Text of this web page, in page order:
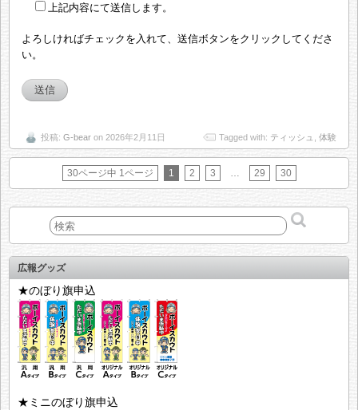
上記内容にて送信します。
よろしければチェックを入れて、送信ボタンをクリックしてくださ
い。
投稿: G-bear on 2026年2月11日 Tagged with: ティッシュ 体験
30ページ中 1ページ 1 2 3 … 29 30
広報グッズ
★のぼり旗申込
★ミニのぼり旗申込